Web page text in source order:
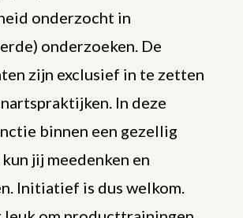
onderzocht in
onderzoeken. De
zijn exclusief in te zetten
In deze
binnen een gezellig
jij meedenken en
Initiatief is dus welkom.